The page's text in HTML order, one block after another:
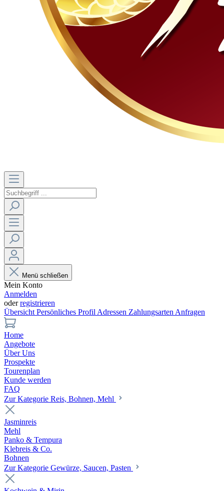
Menü schließen
Mein Konto
Anmelden
oderregistrieren
Übersicht Persönliches Profil Adressen Zahlungsarten Anfragen
Home
Angebote
Über Uns
Prospekte
Tourenplan
Kunde werden
FAQ
Zur Kategorie Reis, Bohnen, Mehl
Jasminreis
Mehl
Panko & Tempura
Klebreis & Co.
Bohnen
Zur Kategorie Gewürze, Saucen, Pasten